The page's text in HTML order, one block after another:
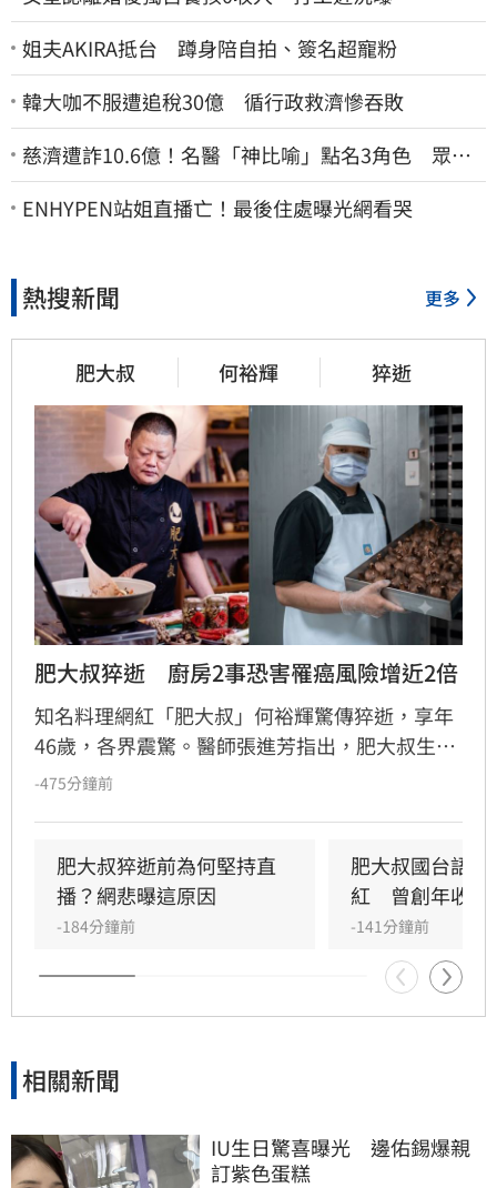
姐夫AKIRA抵台 蹲身陪自拍、簽名超寵粉
韓大咖不服遭追稅30億 循行政救濟慘吞敗
慈濟遭詐10.6億！名醫「神比喻」點名3角色 眾人
一看秒懂讚：好傳神
ENHYPEN站姐直播亡！最後住處曝光網看哭
熱搜新聞 更多
肥大叔 何裕輝 猝逝
肥大叔猝逝　廚房2事恐害罹癌風險增近2倍
知名料理網紅「肥大叔」何裕輝驚傳猝逝，享年
46歲，各界震驚。醫師張進芳指出，肥大叔生前
長期在高溫、高油煙環境下高壓工作，且外型半
年在油煙環境超過144次，罹肺癌機率大增1.78
倍。醫師建議民眾烹飪應減少高溫快炒，改採蒸
煮滷，並確保排油煙機效能，同時提醒若無減重
計畫卻體重驟降，應警覺是否為器官病變並儘速
就醫檢查，以維護身體健康。
-475分鐘前
肥大叔猝逝前為何堅持直
播？網悲曝這原因
-184分鐘前
肥大叔國台語
紅　曾創年收破
-141分鐘前
相關新聞
IU生日驚喜曝光　邊佑錫爆親
訂紫色蛋糕